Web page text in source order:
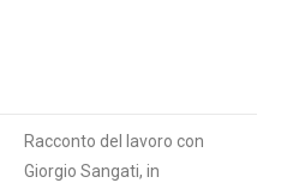
Racconto del lavoro con
Giorgio Sangati, in